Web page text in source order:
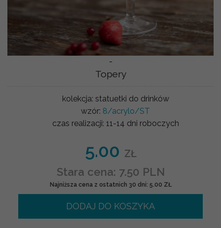
-
Topery
kolekcja: statuetki do drinków
wzór: 8/acrylo/ST
czas realizacji: 11-14 dni roboczych
5.00 ZŁ
Stara cena: 7.50 PLN
Najniższa cena z ostatnich 30 dni: 5.00 ZŁ
DODAJ DO KOSZYKA